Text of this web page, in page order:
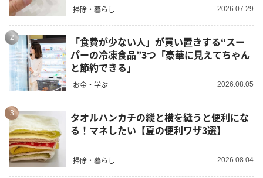
掃除・暮らし 2026.07.29
2
「食費が少ない人」が買い置きする“スー
パーの冷凍食品”3つ「豪華に見えてちゃん
と節約できる」
お金・学ぶ 2026.08.05
3
タオルハンカチの縦と横を縫うと便利にな
る！マネしたい【夏の便利ワザ3選】
掃除・暮らし 2026.08.04